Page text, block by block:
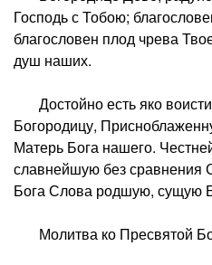
Господь с Тобою;
благословен плод чрева
душ наших.
Достойно есть яко
Богородицу,
Матерь Бога нашего.
славнейшую без сравнения
Бога Слова родшую, сущую
Молитва ко Пресвятой